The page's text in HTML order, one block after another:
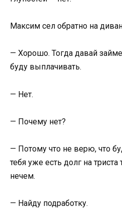
Максим сел обратно на
— Хорошо. Тогда давай
буду выплачивать.
— Нет.
— Почему нет?
— Потому что не верю, что
тебя уже есть долг на
нечем.
— Найду подработку.